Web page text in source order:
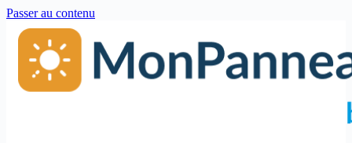
Passer au contenu